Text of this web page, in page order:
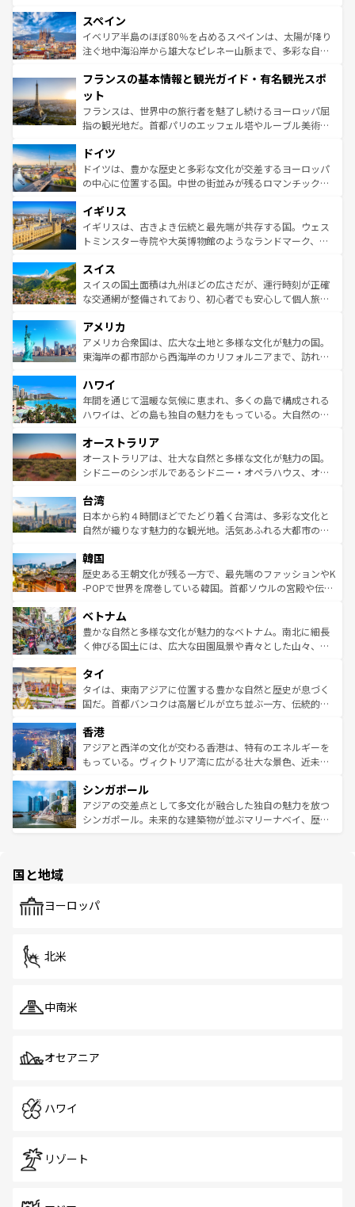
ろん、トスカーナの美しい田園風景やアマルフィ海岸の絶
景など、自然景観も見逃せない。観光の合間には、本場の
ピザやパスタなど、絶品のイタリア料理を堪能することも
ませてくれるイタリアで、忘れられない旅をしてみよう！
なお、新着のイタリア情報は
しい。
スペイン
イベリア半島のほぼ80％を占めるスペインは、太陽が降り
注ぐ地中海沿岸から雄大なピレネー山脈まで、多彩な自然
文化が根付くこの国では、情熱的なフラメンコ、熱気あふ
れる闘牛、そして美味しいタパスが生活の一部となってい
る。首都マドリードの洗練された雰囲気や、バルセロナの
アートに溢れた街角から、地方では古代ローマ遺跡や中世
せる。地方によって風土や気候が異なるスペインはその個
性で訪れる人を魅了する。 なお、新着のスペイン情報は コ
ンテンツ一覧を参照してほしい。
フランスの基本情報と観光ガイド・有名観光スポ
ット
フランスは、世界中の旅行者を魅了し続けるヨーロッパ屈
指の観光地だ。首都パリのエッフェル塔やルーブル美術館
で、幅広い魅力が詰まっている。華麗な宮殿、歴史的な大
聖堂、美しいビーチ、そして豊かな自然が、訪れる者を心
から魅了する。また、フランスは美食の国としても知ら
いる。シャンパンの発祥地であるランス、プロヴァンスの
香り高いラベンダー畑など、多彩な楽しみ方が可能だ。さ
らに、パリ以外の地域にも魅力が溢れており、どの街角に
れる地方に足を運ぶとそれぞれで全く異なる文化を体験で
きるだろう。 なお、新着のフランス情報はコンテンツ一覧
を参照してほしい。
ドイツ
ドイツは、豊かな歴史と多彩な文化が交差するヨーロッパ
の中心に位置する国。中世の街並みが残るロマンチック街
顔を持つこの国は、どこを歩いても飽きることがない。ベ
ルリンの文化的活気、バイエルン州のアルプスの絶景、そ
してライン川沿いのワイン畑といった風景は必見。ビール
は、お酒好きな人にはぜひ体験してほしい。 なお、新着の
ドイツ情報はコンテンツ一覧を参照してほしい。
イギリス
イギリスは、古きよき伝統と最先端が共存する国。ウェス
トミンスター寺院や大英博物館のようなランドマーク、歴
リアごとに異なる魅力がある。また、優雅なアフタヌーン
ティー、ビール好きにはたまらない英国パブ、サッカー観
戦など、本場だからこそできる体験も豊富。イギリスを旅
ンツ一覧を参照してほしい。
スイス
スイスの国土面積は九州ほどの広さだが、運行時刻が正確
な交通網が整備されており、初心者でも安心して個人旅行
の建物がそのまま残る町や、スイスならではのユニークな
博物館もあり、アルプス観光だけでなく町歩きも満喫する
ことができる。国民の所得が高いため物価も高いが、旅行
ば市内交通費無料で観光を楽しむこともできる。 なお、新
着のスイス情報はコンテンツ一覧 を参照してほしい。
アメリカ
アメリカ合衆国は、広大な土地と多様な文化が魅力の国。
東海岸の都市部から西海岸のカリフォルニアまで、訪れる
のような巨大都市は、観光、ショッピング、エンターテイ
ンメントが詰まった刺激的なスポットだ。一方、アメリカ
西部には大自然が広がり、グランドキャニオンやイエロー
部のニューオーリンズでは、音楽と美食が融合した独特の
文化が魅力。旅行者はアメリカの各地域で異なる魅力を楽
しみながら、その多様性と豊かな歴史を感じることができ
ならではの贅沢な旅のスタイルだ。 なお、新着のアメリカ
情報はコンテンツ一覧を参照してほしい。
ハワイ
年間を通じて温暖な気候に恵まれ、多くの島で構成される
ハワイは、どの島も独自の魅力をもっている。大自然の神
ワイ島は見逃せない。また、定番の観光地といえばオアフ
島だが、静かな自然を求めるならマウイ島やカウアイ島が
おすすめ。エメラルドグリーンに輝く海をはじめ、豊かな
れるおもてなしの心で訪れる人々を迎えてくれるハワイの
人々、おいしいローカルフードやハワイアンミュージッ
ク、伝統的なフラダンスなど、すべてがハワイの魅力を彩
ワイを、存分に味わってほしい。 なお、新着のハワイ情報
はコンテンツ一覧を参照してほしい。
オーストラリア
オーストラリアは、壮大な自然と多様な文化が魅力の国。
シドニーのシンボルであるシドニー・オペラハウス、オー
リアリーフや大陸中央部にそびえるウルル（エアーズロッ
ク）、タスマニアの美しい原生林やケアンズの熱帯雨林な
ど、見どころがたくさん。また、カフェやワイン、オージ
いる。アクティビティも充実しており、サーフィンやダイ
ビング、ハイキングなど、アウトドア好きにはたまらな
い。オーストラリアの多彩な魅力を存分に味わいつくそ
参照してほしい。
台湾
日本から約４時間ほどでたどり着く台湾は、多彩な文化と
自然が織りなす魅力的な観光地。活気あふれる大都市の台
ン）、静ひつな山岳地帯である台湾東部など、都市の喧騒
と山間の静けさが共存しており、訪れる人に新しい発見と
驚きをもたらしてくれる。また、奥深い台湾の食文化も魅
容にもいいと評判のスイーツなど、バラエティ豊かな料理
が味わえる。 なお、新着の台湾情報は コンテンツ一覧を参
照してほしい。
韓国
歴史ある王朝文化が残る一方で、最先端のファッションやK
-POPで世界を席巻している韓国。首都ソウルの宮殿や伝統
き、地方に足を延ばせば四季折々の自然美を楽しむことが
できる。そして、キムチや焼肉、絶品のストリートフード
まで、さまざまな韓国料理が待っている。夜には、韓国な
リティに包まれながら、韓国の多彩な魅力を心ゆくまで味
わってみてほしい。 なお、新着の韓国情報はコンテンツ一
覧を参照してほしい。
ベトナム
豊かな自然と多様な文化が魅力的なベトナム。南北に細長
く伸びる国土には、広大な田園風景や青々とした山々、世
急速な発展と共に伝統が息づく。ハノイの古い町並みやホ
ーチミン市のフランス統治時代の建物も、独特の雰囲気を
醸し出している。また、バラエティの豊かさとおいしさで
とつ。フォーやバインミー、ベトナムコーヒーなどは、ぜ
ひ現地で味わいたい。どの地域を訪れてもあたたかい人々
が旅行者を迎えてくれるので、きっと忘れられない旅にな
参照してほしい。
タイ
タイは、東南アジアに位置する豊かな自然と歴史が息づく
国だ。首都バンコクは高層ビルが立ち並ぶ一方、伝統的な
の活気が交差している。北部ではチェンマイなどの山岳地
帯で自然と触れ合い、南部ではプーケットやクラビの美し
いビーチでリゾート気分を楽しむことができる。タイ料理
激する。気候は一年中温暖で、どの季節にも異なる楽しみ
が待っている。親しみやすいタイの人々、仏教を中心とし
た文化、そして多様な観光資源が、訪れる旅人を魅了し続
香港
アジアと西洋の文化が交わる香港は、特有のエネルギーを
もっている。ヴィクトリア湾に広がる壮大な景色、近未来
み、どこを訪れても感動するはず。観光スポットが密集し
ており、効率よく見どころを回れるのも魅力。息をのむよ
うな絶景から文化的な体験まで、香港を存分に楽しみ尽く
シンガポール
アジアの交差点として多文化が融合した独自の魅力を放つ
シンガポール。未来的な建築物が並ぶマリーナベイ、歴史
で、ホーカーズは地元の風情を楽しめる外せないスポット
国と地域
ヨーロッパ
北米
中南米
オセアニア
ハワイ
リゾート